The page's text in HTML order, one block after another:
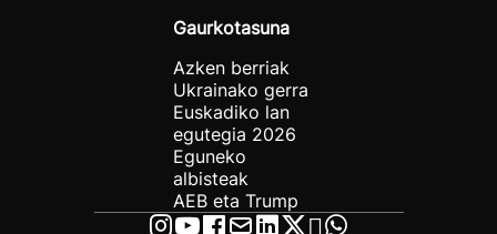
Gaurkotasuna
Azken berriak
Ukrainako gerra
Euskadiko lan
egutegia 2026
Eguneko
albisteak
AEB eta Trump